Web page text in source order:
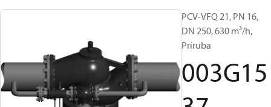
PCV-VFQ 21, PN 16,
DN 250, 630 m³/h,
Príruba
003G15